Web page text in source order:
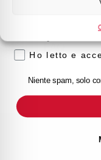
offriamo
FAQ
Voglio
Ho letto e
Niente spam, solo